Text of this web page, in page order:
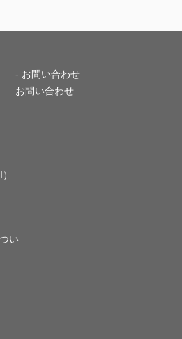
- お問い合わせ
お問い合わせ
い